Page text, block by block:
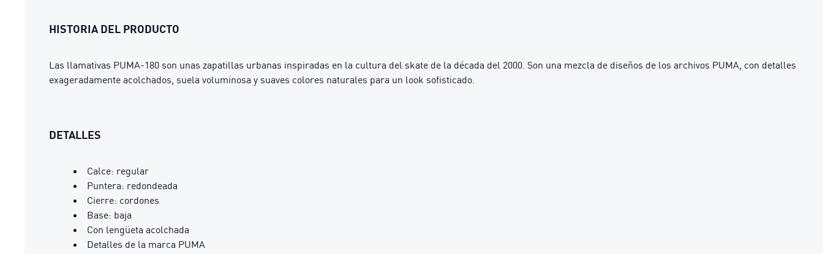
HISTORIA DEL PRODUCTO
Las llamativas PUMA-180 son unas zapatillas urbanas inspiradas en la cultura del skate de la década del 2000. Son una mezcla de diseños de los archivos PUMA, con detalles
exageradamente acolchados, suela voluminosa y suaves colores naturales para un look sofisticado.
DETALLES
Calce: regular
Puntera: redondeada
Cierre: cordones
Base: baja
Con lengüeta acolchada
Detalles de la marca PUMA